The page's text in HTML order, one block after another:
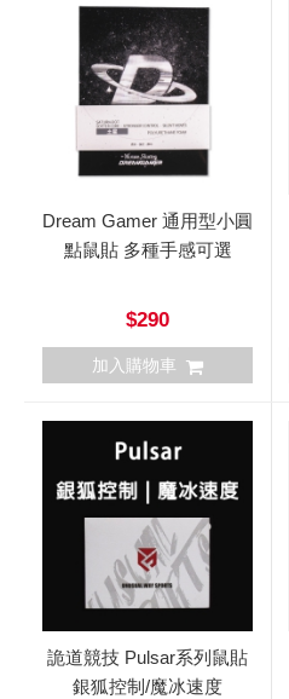
Dream Gamer 通用型小圓
點鼠貼 多種手感可選
$290
加入購物車
詭道競技 Pulsar系列鼠貼
銀狐控制/魔冰速度